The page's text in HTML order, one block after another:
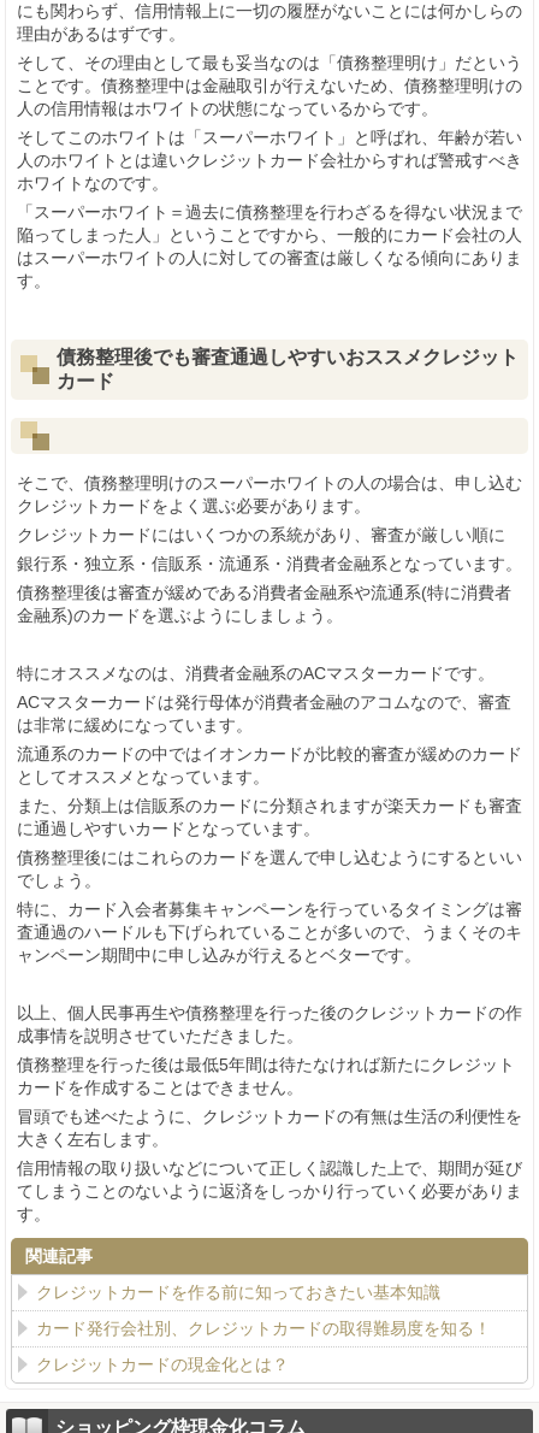
にも関わらず、信用情報上に一切の履歴がないことには何かしらの
理由があるはずです。
そして、その理由として最も妥当なのは「債務整理明け」だという
ことです。債務整理中は金融取引が行えないため、債務整理明けの
人の信用情報はホワイトの状態になっているからです。
そしてこのホワイトは「スーパーホワイト」と呼ばれ、年齢が若い
人のホワイトとは違いクレジットカード会社からすれば警戒すべき
ホワイトなのです。
「スーパーホワイト＝過去に債務整理を行わざるを得ない状況まで
陥ってしまった人」ということですから、一般的にカード会社の人
はスーパーホワイトの人に対しての審査は厳しくなる傾向にありま
す。
債務整理後でも審査通過しやすいおススメクレジット
カード
そこで、債務整理明けのスーパーホワイトの人の場合は、申し込む
クレジットカードをよく選ぶ必要があります。
クレジットカードにはいくつかの系統があり、審査が厳しい順に
銀行系・独立系・信販系・流通系・消費者金融系となっています。
債務整理後は審査が緩めである消費者金融系や流通系(特に消費者
金融系)のカードを選ぶようにしましょう。
特にオススメなのは、消費者金融系のACマスターカードです。
ACマスターカードは発行母体が消費者金融のアコムなので、審査
は非常に緩めになっています。
流通系のカードの中ではイオンカードが比較的審査が緩めのカード
としてオススメとなっています。
また、分類上は信販系のカードに分類されますが楽天カードも審査
に通過しやすいカードとなっています。
債務整理後にはこれらのカードを選んで申し込むようにするといい
でしょう。
特に、カード入会者募集キャンペーンを行っているタイミングは審
査通過のハードルも下げられていることが多いので、うまくそのキ
ャンペーン期間中に申し込みが行えるとベターです。
以上、個人民事再生や債務整理を行った後のクレジットカードの作
成事情を説明させていただきました。
債務整理を行った後は最低5年間は待たなければ新たにクレジット
カードを作成することはできません。
冒頭でも述べたように、クレジットカードの有無は生活の利便性を
大きく左右します。
信用情報の取り扱いなどについて正しく認識した上で、期間が延び
てしまうことのないように返済をしっかり行っていく必要がありま
す。
関連記事
クレジットカードを作る前に知っておきたい基本知識
カード発行会社別、クレジットカードの取得難易度を知る！
クレジットカードの現金化とは？
ショッピング枠現金化コラム